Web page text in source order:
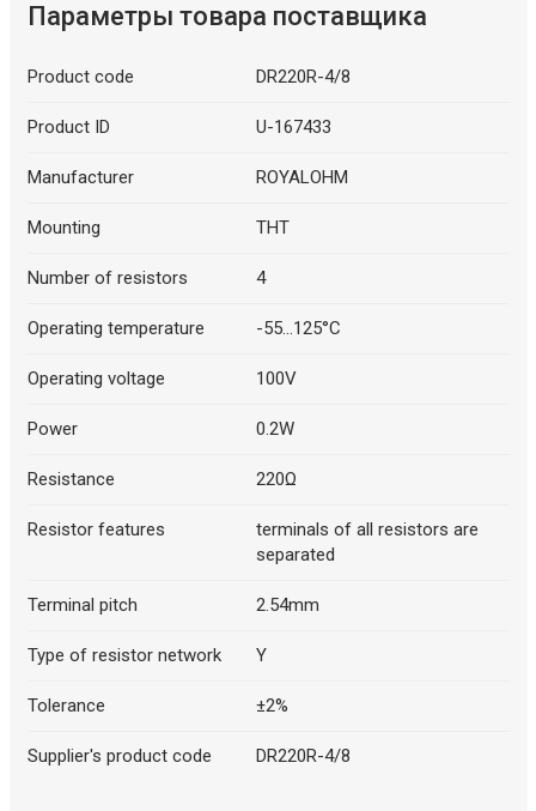
Параметры товара поставщика
Product code DR220R-4/8
Product ID U-167433
Manufacturer ROYALOHM
Mounting THT
Number of resistors 4
Operating temperature -55...125°C
Operating voltage 100V
Power 0.2W
Resistance 220Ω
Resistor features
terminals of all resistors are
separated
Terminal pitch 2.54mm
Type of resistor network Y
Tolerance ±2%
Supplier's product code DR220R-4/8